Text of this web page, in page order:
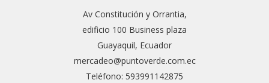
Av Constitución y Orrantia,
edificio 100 Business plaza
Guayaquil, Ecuador
mercadeo@puntoverde.com.ec
Teléfono: 593991142875